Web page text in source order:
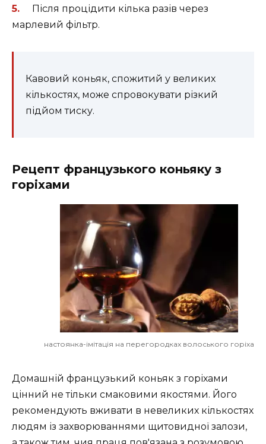
Після процідити кілька разів через
марлевий фільтр.
Кавовий коньяк, спожитий у великих
кількостях, може спровокувати різкий
підйом тиску.
Рецепт французького коньяку з
горіхами
настоянка-імітація на перегородках волоського горіха
Домашній французький коньяк з горіхами
цінний не тільки смаковими якостями. Його
рекомендують вживати в невеликих кількостях
людям із захворюваннями щитовидної залози,